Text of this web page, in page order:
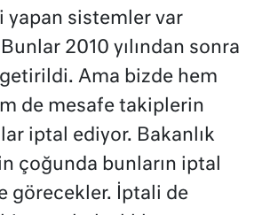
yapan sistemler var
2010 yılından sonra
Ama bizde hem
de mesafe takiplerin
iptal ediyor. Bakanlık
çoğunda bunların iptal
görecekler. İptali de